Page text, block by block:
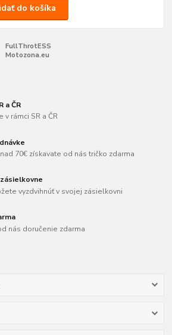
do košíka
FullThrotESS
Motozona.eu
a ČR
v rámci SR a ČR
70€ získavate od nás tričko zdarma
vyzdvihnúť v svojej zásielkovni
nás doručenie zdarma